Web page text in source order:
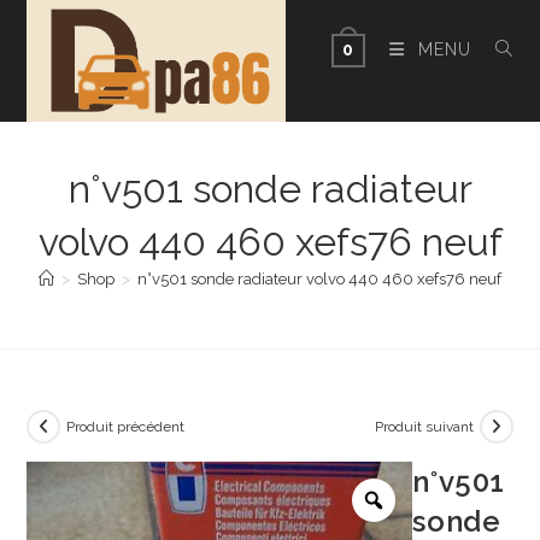
0 MENU
n°v501 sonde radiateur
volvo 440 460 xefs76 neuf
> Shop > n°v501 sonde radiateur volvo 440 460 xefs76 neuf
Produit précédent Produit suivant
n°v501
sonde